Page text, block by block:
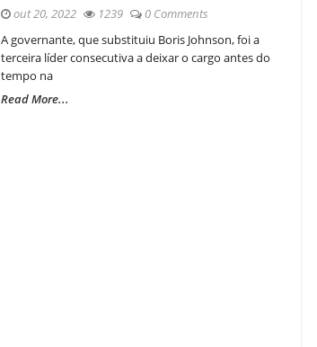
out 20, 2022 1239
0 Comments
A governante, que substituiu Boris Johnson, foi a
terceira líder consecutiva a deixar o cargo antes do
tempo na
Read More...